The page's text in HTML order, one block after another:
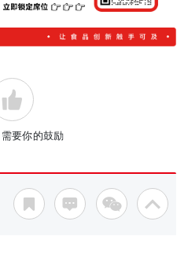
要你的鼓励